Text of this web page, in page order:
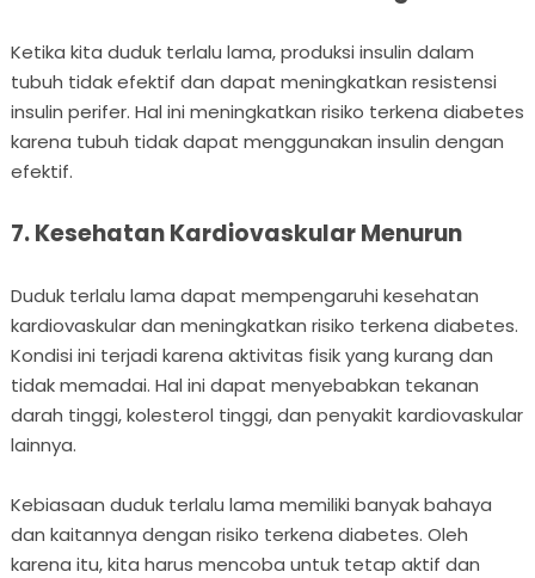
Ketika kita duduk terlalu lama, produksi insulin dalam
tubuh tidak efektif dan dapat meningkatkan resistensi
insulin perifer. Hal ini meningkatkan risiko terkena diabetes
karena tubuh tidak dapat menggunakan insulin dengan
efektif.
7. Kesehatan Kardiovaskular Menurun
Duduk terlalu lama dapat mempengaruhi kesehatan
kardiovaskular dan meningkatkan risiko terkena diabetes.
Kondisi ini terjadi karena aktivitas fisik yang kurang dan
tidak memadai. Hal ini dapat menyebabkan tekanan
darah tinggi, kolesterol tinggi, dan penyakit kardiovaskular
lainnya.
Kebiasaan duduk terlalu lama memiliki banyak bahaya
dan kaitannya dengan risiko terkena diabetes. Oleh
karena itu, kita harus mencoba untuk tetap aktif dan